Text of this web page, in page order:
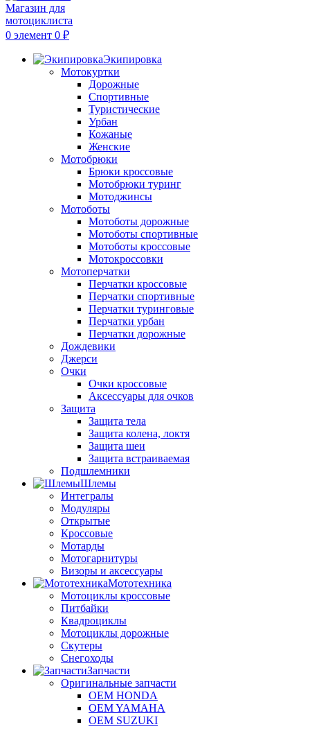
0 элемент 0 ₽
Экипировка
Мотокуртки
Дорожные
Спортивные
Туристические
Урбан
Кожаные
Женские
Мотобрюки
Брюки кроссовые
Мотобрюки туринг
Мотоджинсы
Мотоботы
Мотоботы дорожные
Мотоботы спортивные
Мотоботы кроссовые
Мотокроссовки
Мотоперчатки
Перчатки кроссовые
Перчатки спортивные
Перчатки туринговые
Перчатки урбан
Перчатки дорожные
Дождевики
Джерси
Очки
Очки кроссовые
Аксессуары для очков
Защита
Защита тела
Защита колена, локтя
Защита шеи
Защита встраиваемая
Подшлемники
Шлемы
Интегралы
Модуляры
Открытые
Кроссовые
Мотарды
Мотогарнитуры
Визоры и аксессуары
Мототехника
Мотоциклы кроссовые
Питбайки
Квадроциклы
Мотоциклы дорожные
Скутеры
Снегоходы
Запчасти
Оригинальные запчасти
OEM HONDA
OEM YAMAHA
OEM SUZUKI